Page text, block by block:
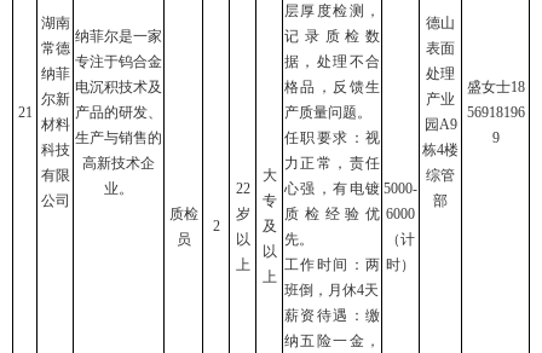
21
湖南
常德
纳菲
尔新
材料
科技
有限
公司
纳菲尔是一家
专注于钨合金
电沉积技术及
产品的研发、
生产与销售的
高新技术企
业。
德山
表面
处理
产业
园A9
栋4楼
综管
部
盛女士18
56918196
9
质检
员
2
22
岁
以
上
大
专
及
以
上
层厚度检测，
记录质检数
据，处理不合
格品，反馈生
产质量问题。
任职要求：视
力正常，责任
心强，有电镀
质检经验优
先。
工作时间：两
班倒，月休4天
薪资待遇：缴
纳五险一金，
5000-
6000
（计
时）